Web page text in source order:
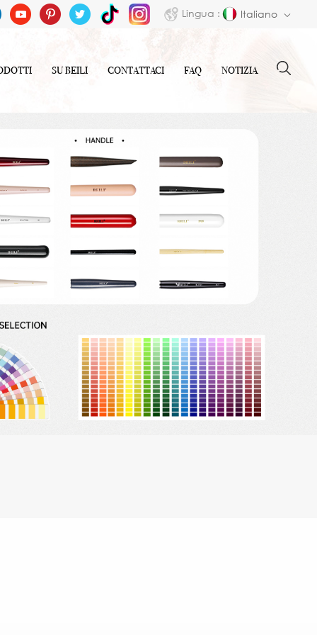
Lingua : Italiano
SU BEILI CONTATTACI FAQ NOTIZIA